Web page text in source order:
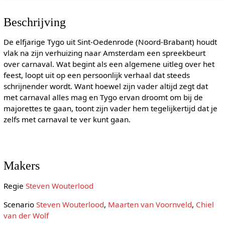
Beschrijving
De elfjarige Tygo uit Sint-Oedenrode (Noord-Brabant) houdt
vlak na zijn verhuizing naar Amsterdam een spreekbeurt
over carnaval. Wat begint als een algemene uitleg over het
feest, loopt uit op een persoonlijk verhaal dat steeds
schrijnender wordt. Want hoewel zijn vader altijd zegt dat
met carnaval alles mag en Tygo ervan droomt om bij de
majorettes te gaan, toont zijn vader hem tegelijkertijd dat je
zelfs met carnaval te ver kunt gaan.
Makers
Regie Steven Wouterlood
Scenario Steven Wouterlood, Maarten van Voornveld, Chiel
van der Wolf